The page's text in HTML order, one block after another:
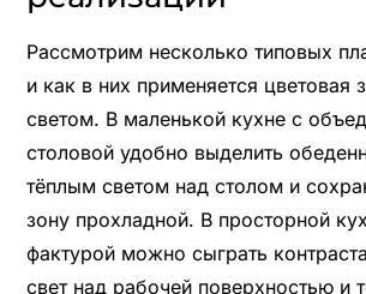
Рассмотрим несколько типовых
и как в них применяется цветовая
светом. В маленькой кухне с
столовой удобно выделить
тёплым светом над столом и
зону прохладной. В просторной
фактурой можно сыграть
свет над рабочей поверхностью и